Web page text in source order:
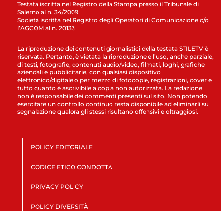
Testata iscritta nel Registro della Stampa presso il Tribunale di
Salerno al n. 34/2009
Società iscritta nel Registro degli Operatori di Comunicazione c/o
l’AGCOM al n. 20133
La riproduzione dei contenuti giornalistici della testata STILETV è
riservata. Pertanto, è vietata la riproduzione e l’uso, anche parziale,
di testi, fotografie, contenuti audio/video, filmati, loghi, grafiche
aziendali e pubblicitarie, con qualsiasi dispositivo
elettronico/digitale o per mezzo di fotocopie, registrazioni, cover e
tutto quanto è ascrivibile a copia non autorizzata. La redazione
non è responsabile dei commenti presenti sul sito. Non potendo
esercitare un controllo continuo resta disponibile ad eliminarli su
segnalazione qualora gli stessi risultano offensivi e oltraggiosi.
POLICY EDITORIALE
CODICE ETICO CONDOTTA
PRIVACY POLICY
POLICY DIVERSITÀ